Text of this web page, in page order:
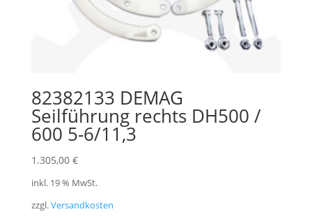
82382133 DEMAG
Seilführung rechts DH500 /
600 5-6/11,3
1.305,00 €
inkl. 19 % MwSt.
zzgl.Versandkosten